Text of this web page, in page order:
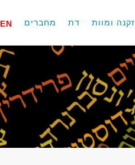
זקנה ומוות דת מחברים EN